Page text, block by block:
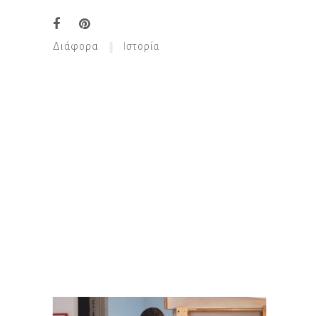
Διάφορα Ιστορία